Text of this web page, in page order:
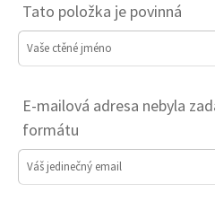
Tato položka je povinná
Vaše ctěné jméno
E-mailová adresa nebyla
formátu
Váš jedinečný email